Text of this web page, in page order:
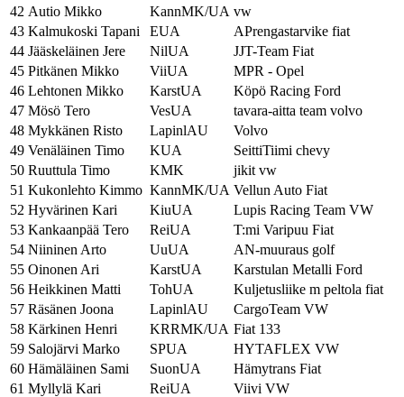
42 Autio Mikko KannMK/UA vw
43 Kalmukoski Tapani EUA
APrengastarvike fiat
44 Jääskeläinen Jere NilUA
JJT-Team Fiat
45 Pitkänen Mikko ViiUA
MPR - Opel
46 Lehtonen Mikko KarstUA
Köpö Racing Ford
47 Mösö Tero VesUA
tavara-aitta team volvo
48 Mykkänen Risto LapinlAU
Volvo
49 Venäläinen Timo KUA
SeittiTiimi chevy
50 Ruuttula Timo KMK
jikit vw
51 Kukonlehto Kimmo KannMK/UA Vellun Auto Fiat
52 Hyvärinen Kari KiuUA
Lupis Racing Team VW
53 Kankaanpää Tero ReiUA
T:mi Varipuu Fiat
54 Niininen Arto UuUA
AN-muuraus golf
55 Oinonen Ari KarstUA
Karstulan Metalli Ford
56 Heikkinen Matti TohUA
Kuljetusliike m peltola fiat
57 Räsänen Joona LapinlAU
CargoTeam VW
58 Kärkinen Henri KRRMK/UA Fiat 133
59 Salojärvi Marko SPUA
HYTAFLEX VW
60 Hämäläinen Sami SuonUA
Hämytrans Fiat
61 Myllylä Kari ReiUA
Viivi VW